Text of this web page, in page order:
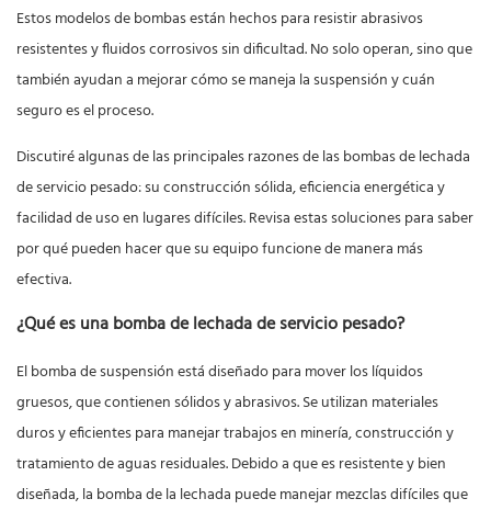
Estos modelos de bombas están hechos para resistir abrasivos
resistentes y fluidos corrosivos sin dificultad. No solo operan, sino que
también ayudan a mejorar cómo se maneja la suspensión y cuán
seguro es el proceso.
Discutiré algunas de las principales razones de las bombas de lechada
de servicio pesado: su construcción sólida, eficiencia energética y
facilidad de uso en lugares difíciles. Revisa estas soluciones para saber
por qué pueden hacer que su equipo funcione de manera más
efectiva.
¿Qué es una bomba de lechada de servicio pesado?
Elbomba de suspensiónestá diseñado para mover los líquidos
gruesos, que contienen sólidos y abrasivos. Se utilizan materiales
duros y eficientes para manejar trabajos en minería, construcción y
tratamiento de aguas residuales. Debido a que es resistente y bien
diseñada, la bomba de la lechada puede manejar mezclas difíciles que